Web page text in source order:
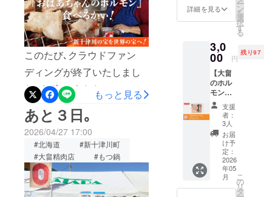
が始まります｡｢おばあちゃ
んのホルモン｣をはじめ､選
んでいただいたお肉たちを､
心を込めて発送いたしま
す。また､1,000 円リターン
の｢おばあちゃんからのビデ
オメッセージ｣もただいま準
備中です｡お届けまで､もう
少々お待ちくださいね｡
このたび､クラウドファン
ディングが終了いたしまし
た｡まずは､あたたかいご支
援をいただいた皆さまに、
心より御礼申し上げます｡お
かげさまで､123名の方にご
参加いただき､1,853,029万
円まで進むことができまし
た｡目標には届きませんでし
もっと見る
あと３日｡
2026/04/27 17:00
#北海道
#新十津川町
#大畠精肉店
#もつ鍋
使命です。
万回再生と
いう大きな
反響をいた
だき、改め
てこの味を
「日本の
宝」にした
いと決意し
「知る人ぞ
知る名店」
から、全国
に残し
たい」
に、純
粋に共
感して
くださ
る方向
けの
コース
です 。
製造や
配送の
コスト
がかか
らない
分、い
ただい
たご支
詳細を見る ー
ン
を
選
択
す
る
3,0
00 円
残り97
【大畠
のホル
モン
250g】
おばあ
ちゃん
が生ん
だ、新
十津川
町の優
良名産
品「大
畠のホ
支援
者：
3人
お届
け予
定：
2026
年05
月
こ
の
リ
タ